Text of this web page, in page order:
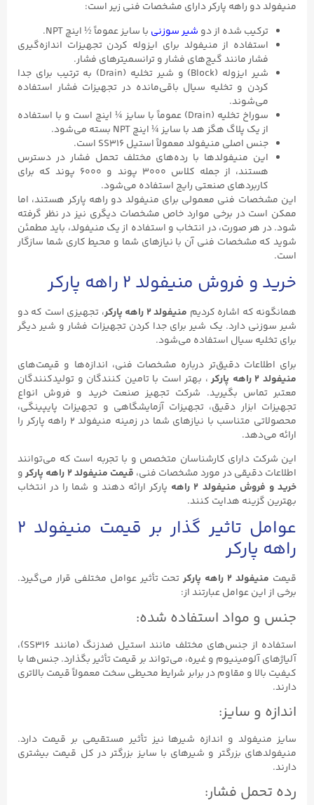
منیفولد دو راهه پارکر دارای مشخصات فنی زیر است:
ترکیب شده از دو شیر سوزنی با سایز عموماً ½ اینچ NPT.
استفاده از منیفولد برای ایزوله کردن تجهیزات اندازه‌گیری
فشار مانند گیج‌های فشار و ترانسمیترهای فشار.
شیر ایزوله (Block) و شیر تخلیه (Drain) به ترتیب برای جدا
کردن و تخلیه سیال باقی‌مانده در تجهیزات فشار استفاده
می‌شوند.
سوراخ تخلیه (Drain) عموماً با سایز ¼ اینچ است و با استفاده
از یک پلاگ هگز هد با سایز ¼ اینچ NPT بسته می‌شود.
جنس اصلی منیفولد معمولاً استیل SS316 است.
این منیفولدها با رده‌های مختلف تحمل فشار در دسترس
هستند، از جمله کلاس ۳۰۰۰ پوند و ۶۰۰۰ پوند که برای
کاربردهای صنعتی رایج استفاده می‌شود.
این مشخصات فنی معمولی برای منیفولد دو راهه پارکر هستند، اما
ممکن است در برخی موارد خاص مشخصات دیگری نیز در نظر گرفته
شود. در هر صورت، در انتخاب و استفاده از یک منیفولد، باید مطمئن
شوید که مشخصات فنی آن با نیازهای شما و محیط کاری شما سازگار
است.
خرید و فروش منیفولد ۲ راهه پارکر
همانگونه که اشاره کردیم منیفولد ۲ راهه پارکر
، تجهیزی است که دو
شیر سوزنی دارد. یک شیر برای جدا کردن تجهیزات فشار و شیر دیگر
برای تخلیه سیال استفاده می‌شود.
برای اطلاعات دقیق‌تر درباره مشخصات فنی، اندازه‌ها و قیمت‌های
منیفولد ۲ راهه پارکر
، بهتر است با تامین کنندگان و تولیدکنندگان
معتبر تماس بگیرید. شرکت تجهیز صنعت خرید و فروش انواع
تجهیزات ابزار دقیق، تجهیزات آزمایشگاهی و تجهیزات پایپینگی،
محصولاتی متناسب با نیازهای شما در زمینه منیفولد ۲ راهه پارکر را
ارائه می‌دهد.
این شرکت دارای کارشناسان متخصص و با تجربه است که می‌توانند
اطلاعات دقیقی در مورد مشخصات فنی، قیمت منیفولد ۲ راهه پارکر
و
خرید و فروش منیفولد ۲ راهه
پارکر ارائه دهند و شما را در انتخاب
بهترین گزینه هدایت کنند.
عوامل تاثیر گذار بر قیمت منیفولد ۲
راهه پارکر
قیمت منیفولد ۲ راهه پارکر
تحت تأثیر عوامل مختلفی قرار می‌گیرد.
برخی از این عوامل عبارتند از:
جنس و مواد استفاده شده:
استفاده از جنس‌های مختلف مانند استیل ضدزنگ (مانند SS316)،
آلیاژهای آلومینیوم و غیره، می‌تواند بر قیمت تأثیر بگذارد. جنس‌ها با
کیفیت بالا و مقاوم در برابر شرایط محیطی سخت معمولاً قیمت بالاتری
دارند.
اندازه و سایز:
سایز منیفولد و اندازه شیرها نیز تأثیر مستقیمی بر قیمت دارد.
منیفولدهای بزرگتر و شیرهای با سایز بزرگتر در کل قیمت بیشتری
دارند.
رده تحمل فشار: